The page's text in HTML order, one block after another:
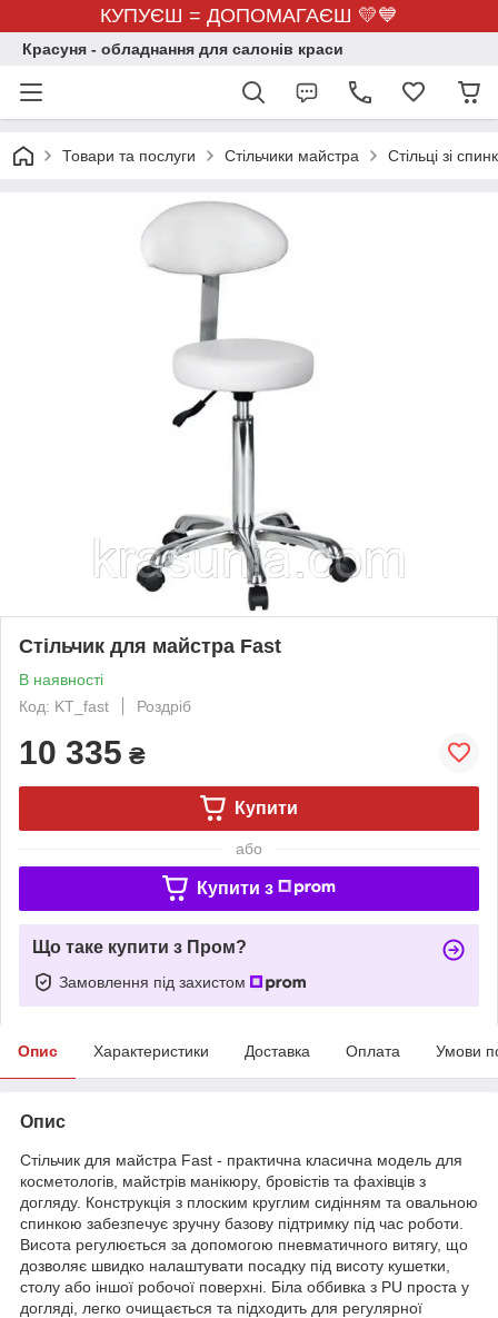
КУПУЄШ = ДОПОМАГАЄШ 💛💙
Красуня - обладнання для салонів краси
Товари та послуги Стільчики майстра Стільці зі
Стільчик для майстра Fast
В наявності
Код: KT_fast
Роздріб
10 335 ₴
Купити
або
Купити з
Що таке купити з Пром?
Замовлення під захистом
Опис Характеристики Доставка Оплата Умови
Опис
Стільчик для майстра Fast - практична класична модель для
косметологів, майстрів манікюру, бровістів та фахівців з
догляду. Конструкція з плоским круглим сидінням та овальною
спинкою забезпечує зручну базову підтримку під час роботи.
Висота регулюється за допомогою пневматичного витягу, що
дозволяє швидко налаштувати посадку під висоту кушетки,
столу або іншої робочої поверхні. Біла оббивка з PU проста у
догляді, легко очищається та підходить для регулярної